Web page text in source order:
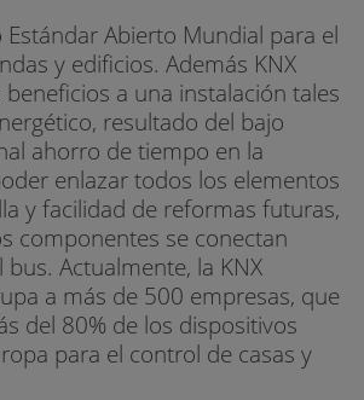
Estándar Abierto Mundial para el
y edificios. Además KNX
a una instalación tales
resultado del bajo
ahorro de tiempo en la
enlazar todos los elementos
y facilidad de reformas futuras,
componentes se conectan
Actualmente, la KNX
a más de 500 empresas, que
del 80% de los dispositivos
para el control de casas y